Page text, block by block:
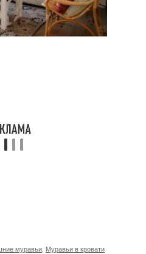
муравьи Муравьи в кровати